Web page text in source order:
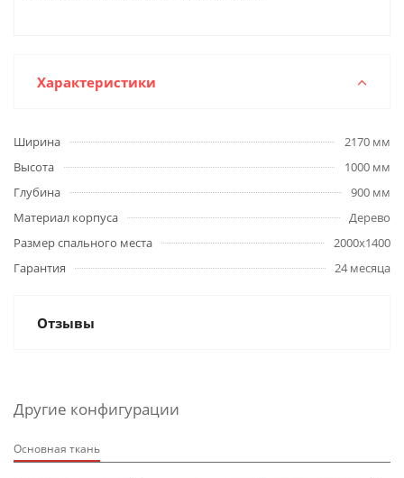
Характеристики
Ширина
2170 мм
Высота
1000 мм
Глубина
900 мм
Материал корпуса
Дерево
Размер спального места
2000х1400
Гарантия
24 месяца
Отзывы
Другие конфигурации
Основная ткань